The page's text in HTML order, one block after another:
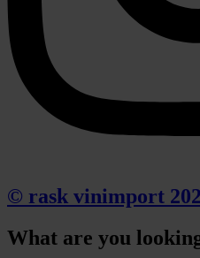
© rask vinimport
What are you